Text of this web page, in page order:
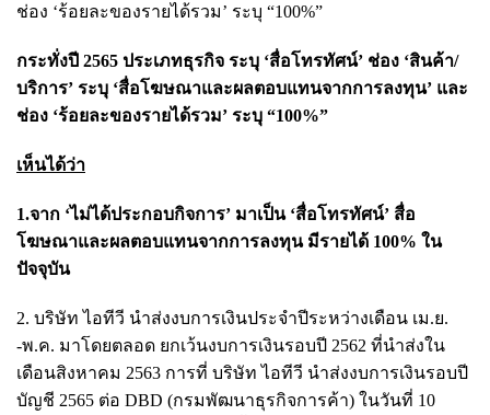
ช่อง ‘ร้อยละของรายได้รวม’ ระบุ “100%”
กระทั่งปี 2565 ประเภทธุรกิจ ระบุ ‘สื่อโทรทัศน์’ ช่อง ‘สินค้า/
บริการ’ ระบุ ‘สื่อโฆษณาและผลตอบแทนจากการลงทุน’ และ
ช่อง ‘ร้อยละของรายได้รวม’ ระบุ “100%”
เห็นได้ว่า
1.จาก ‘ไม่ได้ประกอบกิจการ’ มาเป็น ‘สื่อโทรทัศน์’ สื่อ
โฆษณาและผลตอบแทนจากการลงทุน มีรายได้ 100% ใน
ปัจจุบัน
2. บริษัท ไอทีวี นำส่งงบการเงินประจำปีระหว่างเดือน เม.ย.
-พ.ค. มาโดยตลอด ยกเว้นงบการเงินรอบปี 2562 ที่นำส่งใน
เดือนสิงหาคม 2563 การที่ บริษัท ไอทีวี นำส่งงบการเงินรอบปี
บัญชี 2565 ต่อ DBD (กรมพัฒนาธุรกิจการค้า) ในวันที่ 10